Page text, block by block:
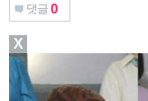
댓글 0
X